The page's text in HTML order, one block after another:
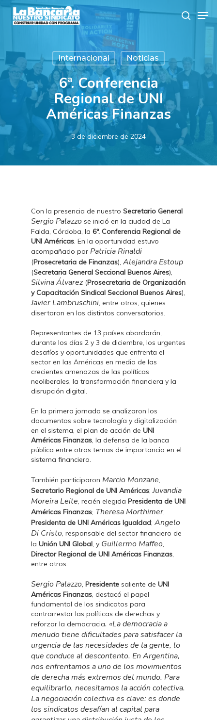
Skip
main
search
Internacional Noticias
6ª. Conferencia
Regional de UNI
Américas Finanzas
3 de diciembre de 2024
Con la presencia de nuestroSecretario General
Sergio Palazzo se inició en la ciudad de La
Falda, Córdoba, la6ª. Conferencia Regional de
UNI Américas. En la oportunidad estuvo
acompañado por Patricia Rinaldi
(Prosecretaria de Finanzas),Alejandra Estoup
(Secretaria General Seccional Buenos Aires),
Silvina Álvarez(Prosecretaria de Organización
y Capacitación Sindical Seccional Buenos Aires),
Javier Lambruschini, entre otros, quienes
disertaron en los distintos conversatorios.
Representantes de 13 países abordarán,
durante los días 2 y 3 de diciembre, los urgentes
desafíos y oportunidades que enfrenta el
sector en las Américas en medio de las
crecientes amenazas de las políticas
neoliberales, la transformación financiera y la
disrupción digital.
En la primera jornada se analizaron los
documentos sobre tecnología y digitalización
en el sistema, el plan de acción deUNI
Américas Finanzas, la defensa de la banca
pública entre otros temas de importancia en el
sistema financiero.
También participaron Marcio Monzane,
Secretario Regional de UNI Américas;Juvandia
Moreira Leite, recién elegidaPresidenta de UNI
Américas Finanzas; Theresa Morthimer,
Presidenta de UNI Américas Igualdad;Angelo
Di Cristo, responsable del sector financiero de
laUnión UNI Global, y Guillermo Maffeo,
Director Regional de UNI Américas Finanzas,
entre otros.
Sergio Palazzo,Presidente saliente deUNI
Américas Finanzas, destacó el papel
fundamental de los sindicatos para
contrarrestar las políticas de derechas y
reforzar la democracia. «La democracia a
menudo tiene dificultades para satisfacer la
urgencia de las necesidades de la gente, lo
que conduce al descontento. En Argentina,
nos enfrentamos a uno de los movimientos
de derecha más extremos del mundo. Para
equilibrarlo, necesitamos la acción colectiva.
La negociación colectiva es clave: es donde
los sindicatos desafían al capital para